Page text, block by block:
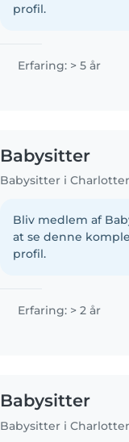
profil.
Erfaring: > 5 år
Babysitter
Babysitter i
Bliv medlem af
at se denne
profil.
Erfaring: > 2 år
Babysitter
Babysitter i